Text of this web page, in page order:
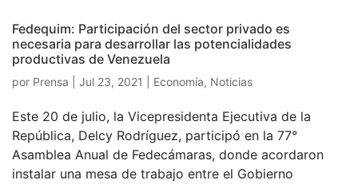
Fedequim: Participación del sector privado es
necesaria para desarrollar las potencialidades
productivas de Venezuela
por Prensa Jul 23, 2021 Economía, Noticias
Este 20 de julio, la Vicepresidenta Ejecutiva de la
República, Delcy Rodríguez, participó en la 77°
Asamblea Anual de Fedecámaras, donde acordaron
instalar una mesa de trabajo entre el Gobierno